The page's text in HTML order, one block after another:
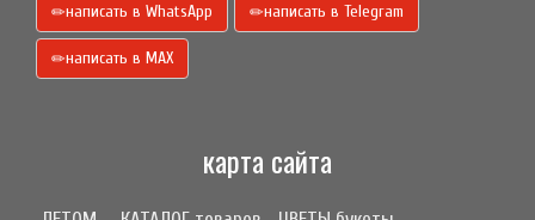
написать в WhatsApp написать в Telegram
написать в МАХ
карта сайта